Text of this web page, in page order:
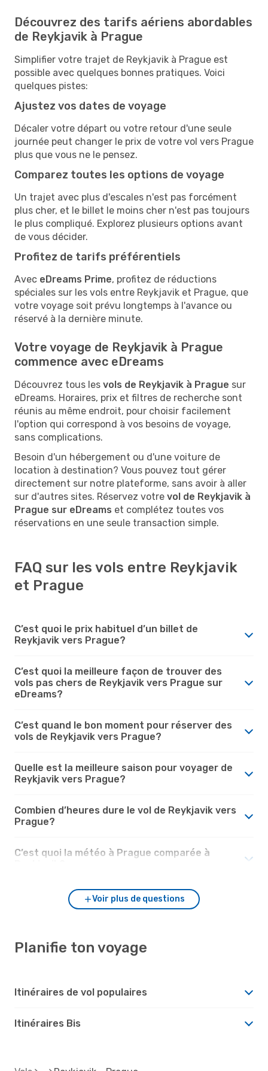
Découvrez des tarifs aériens abordables
de Reykjavik à Prague
Simplifier votre trajet de Reykjavik à Prague est
possible avec quelques bonnes pratiques. Voici
quelques pistes:
Ajustez vos dates de voyage
Décaler votre départ ou votre retour d'une seule
journée peut changer le prix de votre vol vers Prague
plus que vous ne le pensez.
Comparez toutes les options de voyage
Un trajet avec plus d'escales n'est pas forcément
plus cher, et le billet le moins cher n'est pas toujours
le plus compliqué. Explorez plusieurs options avant
de vous décider.
Profitez de tarifs préférentiels
Avec eDreams Prime, profitez de réductions
spéciales sur les vols entre Reykjavik et Prague, que
votre voyage soit prévu longtemps à l'avance ou
réservé à la dernière minute.
Votre voyage de Reykjavik à Prague
commence avec eDreams
Découvrez tous les vols de Reykjavik à Prague sur
eDreams. Horaires, prix et filtres de recherche sont
réunis au même endroit, pour choisir facilement
l'option qui correspond à vos besoins de voyage,
sans complications.
Besoin d'un hébergement ou d'une voiture de
location à destination? Vous pouvez tout gérer
directement sur notre plateforme, sans avoir à aller
sur d'autres sites. Réservez votre vol de Reykjavik à
Prague sur eDreams et complétez toutes vos
réservations en une seule transaction simple.
FAQ sur les vols entre Reykjavik
et Prague
C’est quoi le prix habituel d’un billet de
Reykjavik vers Prague?
C’est quoi la meilleure façon de trouver des
vols pas chers de Reykjavik vers Prague sur
eDreams?
C’est quand le bon moment pour réserver des
vols de Reykjavik vers Prague?
Quelle est la meilleure saison pour voyager de
Reykjavik vers Prague?
Combien d’heures dure le vol de Reykjavik vers
Prague?
C’est quoi la météo à Prague comparée à
Voir plus de questions
Planifie ton voyage
Itinéraires de vol populaires
Itinéraires Bis